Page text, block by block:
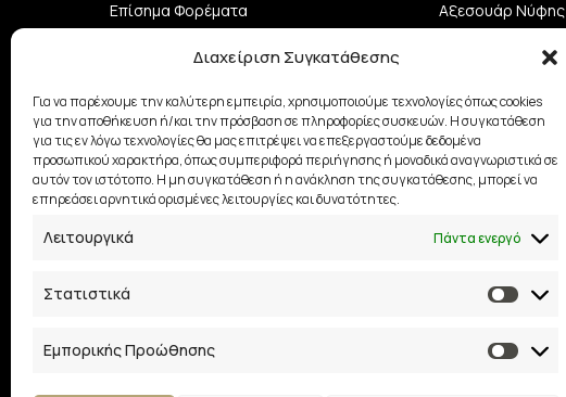
Διαχείριση Συγκατάθεσης
Για να παρέχουμε την καλύτερη εμπειρία, χρησιμοποιούμε τεχνολογίες όπως cookies
για την αποθήκευση ή/και την πρόσβαση σε πληροφορίες συσκευών. Η συγκατάθεση
για τις εν λόγω τεχνολογίες θα μας επιτρέψει να επεξεργαστούμε δεδομένα
προσωπικού χαρακτήρα, όπως συμπεριφορά περιήγησης ή μοναδικά αναγνωριστικά σε
αυτόν τον ιστότοπο. Η μη συγκατάθεση ή η ανάκληση της συγκατάθεσης, μπορεί να
επηρεάσει αρνητικά ορισμένες λειτουργίες και δυνατότητες.
Λειτουργικά Πάντα ενεργό
Στατιστικά
Εμπορικής Προώθησης
Επίσημα Φορέματα
Κοσμήματα
Βαπτιστικά Ρούχα
Φούστες
Αξεσουάρ Νύφης
Σχεδιαστές